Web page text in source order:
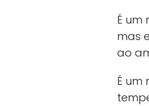
É um
mas
ao
É